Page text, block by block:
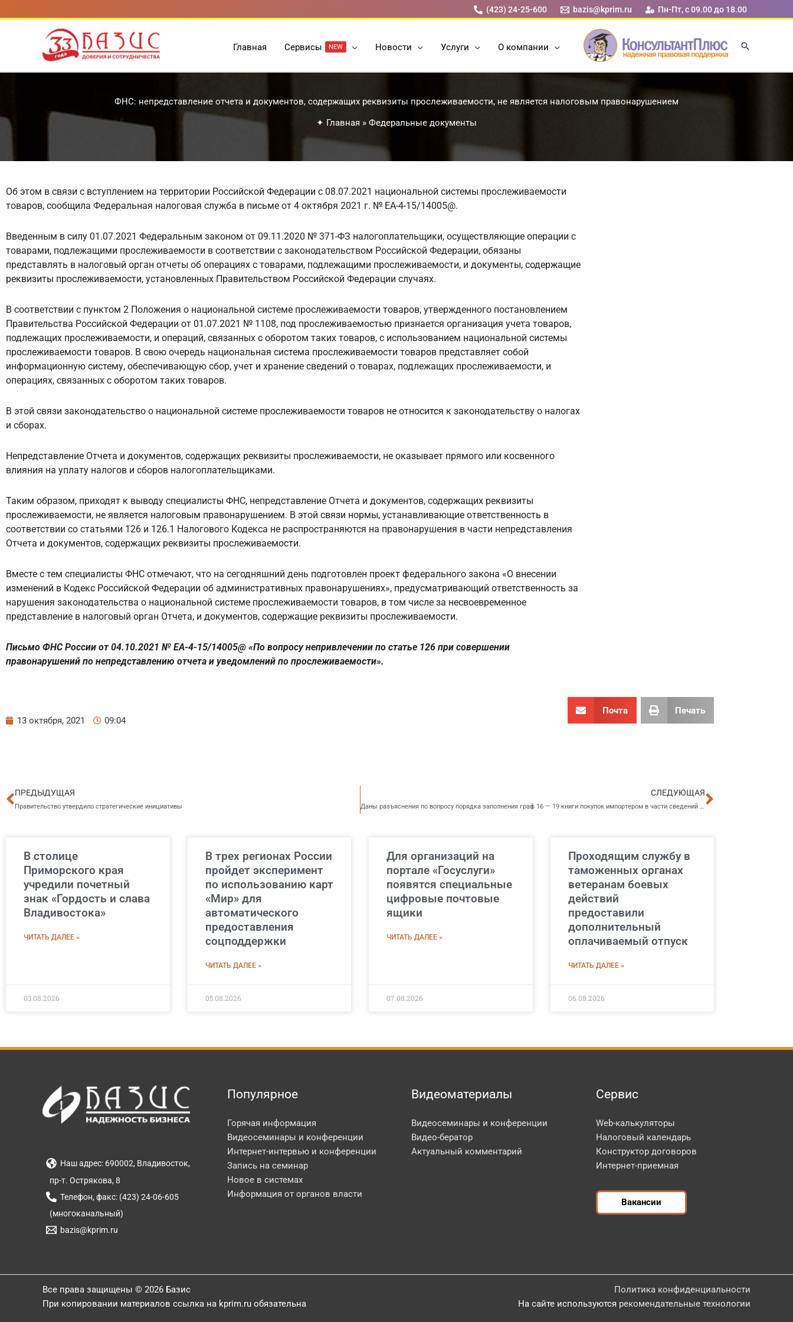
к
содержимому
(423) 24-25-600 bazis@kprim.ru Пн-Пт, с 09.00 до 18.00
Главная Cервисы NEW Новости Услуги О компании
ФНС: непредставление отчета и документов, содержащих реквизиты прослеживаемости, не является налоговым правонарушением
✦ Главная » Федеральные документы
Об этом в связи с вступлением на территории Российской Федерации с 08.07.2021 национальной системы прослеживаемости
товаров, сообщила Федеральная налоговая служба в письме от 4 октября 2021 г. № ЕА-4-15/14005@.
Введенным в силу 01.07.2021 Федеральным законом от 09.11.2020 № 371-ФЗ налогоплательщики, осуществляющие операции с
товарами, подлежащими прослеживаемости в соответствии с законодательством Российской Федерации, обязаны
представлять в налоговый орган отчеты об операциях с товарами, подлежащими прослеживаемости, и документы, содержащие
реквизиты прослеживаемости, установленных Правительством Российской Федерации случаях.
В соответствии с пунктом 2 Положения о национальной системе прослеживаемости товаров, утвержденного постановлением
Правительства Российской Федерации от 01.07.2021 № 1108, под прослеживаемостью признается организация учета товаров,
подлежащих прослеживаемости, и операций, связанных с оборотом таких товаров, с использованием национальной системы
прослеживаемости товаров. В свою очередь национальная система прослеживаемости товаров представляет собой
информационную систему, обеспечивающую сбор, учет и хранение сведений о товарах, подлежащих прослеживаемости, и
операциях, связанных с оборотом таких товаров.
В этой связи законодательство о национальной системе прослеживаемости товаров не относится к законодательству о налогах
и сборах.
Непредставление Отчета и документов, содержащих реквизиты прослеживаемости, не оказывает прямого или косвенного
влияния на уплату налогов и сборов налогоплательщиками.
Таким образом, приходят к выводу специалисты ФНС, непредставление Отчета и документов, содержащих реквизиты
прослеживаемости, не является налоговым правонарушением. В этой связи нормы, устанавливающие ответственность в
соответствии со статьями 126 и 126.1 Налогового Кодекса не распространяются на правонарушения в части непредставления
Отчета и документов, содержащих реквизиты прослеживаемости.
Вместе с тем специалисты ФНС отмечают, что на сегодняшний день подготовлен проект федерального закона «О внесении
изменений в Кодекс Российской Федерации об административных правонарушениях», предусматривающий ответственность за
нарушения законодательства о национальной системе прослеживаемости товаров, в том числе за несвоевременное
представление в налоговый орган Отчета, и документов, содержащие реквизиты прослеживаемости.
Письмо ФНС России от 04.10.2021 № ЕА-4-15/14005@ «По вопросу непривлечении по статье 126 при совершении
правонарушений по непредставлению отчета и уведомлений по прослеживаемости».
13 октября, 2021 09:04
Почта Печать
Пред
ПРЕДЫДУЩАЯ
Правительство утвердило стратегические инициативы
СЛЕДУЮЩАЯ
Даны разъяснения по вопросу порядка заполнения граф 16 — 19 книги покупок импортером в части сведений о товарах, подлежащих прослеживаемости
В столице
Приморского края
учредили почетный
знак «Гордость и слава
Владивостока»
ЧИТАТЬ ДАЛЕЕ »
03.08.2026
В трех регионах России
пройдет эксперимент
по использованию карт
«Мир» для
автоматического
предоставления
соцподдержки
ЧИТАТЬ ДАЛЕЕ »
05.08.2026
Для организаций на
портале «Госуслуги»
появятся специальные
цифровые почтовые
ящики
ЧИТАТЬ ДАЛЕЕ »
07.08.2026
Проходящим службу в
таможенных органах
ветеранам боевых
действий
предоставили
дополнительный
оплачиваемый отпуск
ЧИТАТЬ ДАЛЕЕ »
06.08.2026
Наш адрес: 690002, Владивосток,
пр-т. Острякова, 8
Телефон, факс: (423) 24-06-605
(многоканальный)
bazis@kprim.ru
Популярное
Горячая информация
Видеосеминары и конференции
Интернет-интервью и конференции
Запись на семинар
Новое в системах
Информация от органов власти
Видеоматериалы
Видеосеминары и конференции
Видео-бератор
Актуальный комментарий
Сервис
Web-калькуляторы
Налоговый календарь
Конструктор договоров
Интернет-приемная
Вакансии
Все права защищены © 2026 Базис
При копировании материалов ссылка на kprim.ru обязательна
Политика конфиденциальности
На сайте используются рекомендательные технологии